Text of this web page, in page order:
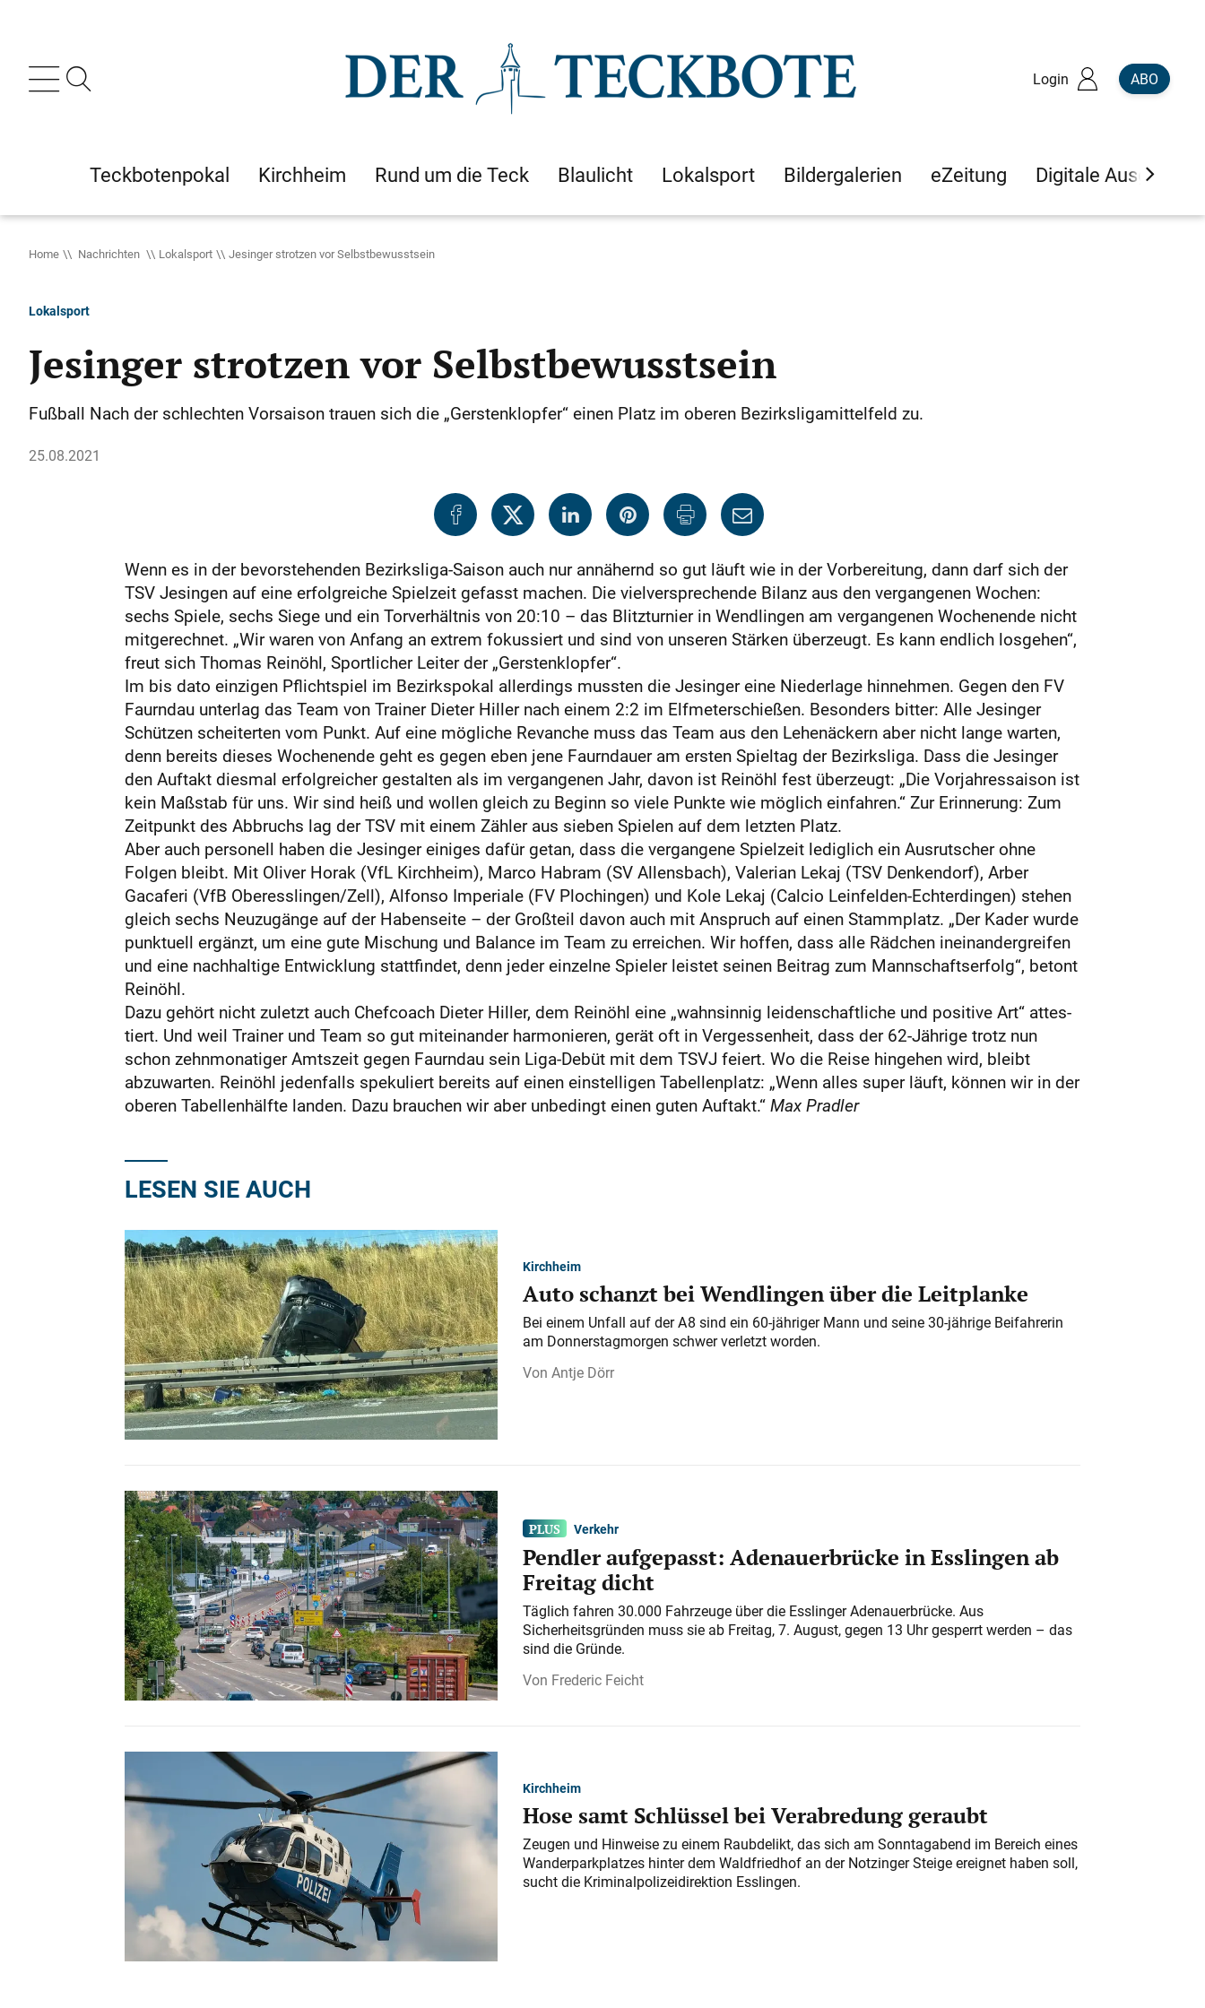
Login ABO
Teckbotenpokal Kirchheim Rund um die Teck Blaulicht Lokalsport Bildergalerien eZeitung Digitale Ausgaben
Home Nachrichten Lokalsport Jesinger strotzen vor Selbstbewusstsein
Lokalsport
Jesinger strotzen vor Selbstbewusstsein
Fußball Nach der schlechten Vorsaison ­trauen sich die „Gersten­klopfer“ einen Platz im oberen Bezirksligamittelfeld zu.
25.08.2021
Wenn es in der bevorstehenden Bezirksliga-Saison auch nur annähernd so gut läuft wie in der Vorbereitung, dann darf sich der
TSV Jesingen auf eine erfolgreiche Spielzeit gefasst machen. Die vielversprechende Bilanz aus den vergangenen Wochen:
sechs Spiele, sechs Siege und ein Torverhältnis von 20:10 – das Blitzturnier in Wendlingen am vergangenen Wochenende nicht
mitgerechnet. „Wir waren von Anfang an extrem fokussiert und sind von unseren Stärken überzeugt. Es kann endlich losgehen“,
freut sich Thomas Reinöhl, Sportlicher Leiter der „Gerstenklopfer“.
Im bis dato einzigen Pflichtspiel im Bezirkspokal allerdings mussten die Jesinger eine Niederlage hinnehmen. Gegen den FV
Faurndau unterlag das Team von Trainer Dieter Hiller nach einem 2:2 im Elfmeterschießen. Besonders bitter: Alle Jesinger
Schützen scheiterten vom Punkt. Auf eine mögliche Revanche muss das Team aus den Lehenäckern aber nicht lange warten,
denn bereits dieses Wochenende geht es gegen eben jene Faurndauer am ersten Spieltag der Bezirksliga. Dass die Jesinger
den Auftakt diesmal erfolgreicher gestalten als im vergangenen Jahr, davon ist Reinöhl fest überzeugt: „Die Vorjahressaison ist
kein Maßstab für uns. Wir sind heiß und wollen gleich zu Beginn so viele Punkte wie möglich einfahren.“ Zur Erinnerung: Zum
Zeitpunkt des Abbruchs lag der TSV mit einem Zähler aus sieben Spielen auf dem letzten Platz.
Aber auch personell haben die Jesinger einiges dafür getan, dass die vergangene Spielzeit lediglich ein Ausrutscher ohne
Folgen bleibt. Mit Oliver Horak (VfL Kirchheim), Marco Habram (SV Allensbach), Valerian Lekaj (TSV Denkendorf), Arber
Gacaferi (VfB Oberesslingen/Zell), Alfonso Imperiale (FV Plochingen) und Kole Lekaj (Calcio Leinfelden-Echterdingen) stehen
gleich sechs Neuzugänge auf der Habenseite – der Großteil davon auch mit Anspruch auf einen Stammplatz. „Der Kader wurde
punktuell ergänzt, um eine gute Mischung und Balance im Team zu erreichen. Wir hoffen, dass alle Rädchen ineinandergreifen
und eine nachhaltige Entwicklung stattfindet, denn jeder einzelne Spieler leistet seinen Beitrag zum Mannschaftserfolg“, betont
Reinöhl.
Dazu gehört nicht zuletzt auch Chefcoach Dieter Hiller, dem Reinöhl eine „wahnsinnig leidenschaftliche und positive Art“ attes-
tiert. Und weil Trainer und Team so gut miteinander harmonieren, gerät oft in Vergessenheit, dass der 62-Jährige trotz nun
schon zehnmonatiger Amtszeit gegen Faurndau sein Liga-Debüt mit dem TSVJ feiert. Wo die Reise hingehen wird, bleibt
abzuwarten. Reinöhl jedenfalls spekuliert bereits auf einen einstelligen Tabellenplatz: „Wenn alles super läuft, können wir in der
oberen Tabellenhälfte landen. Dazu brauchen wir aber unbedingt einen guten Auftakt.“Max Pradler
LESEN SIE AUCH
Kirchheim
Auto schanzt bei Wendlingen über die Leitplanke
Bei einem Unfall auf der A 8 sind ein 60-jähriger Mann und seine 30-jährige Beifahrerin
am Donnerstagmorgen schwer verletzt worden.
Antje Dörr
Verkehr
Pendler aufgepasst: Adenauerbrücke in Esslingen ab
Freitag dicht
Täglich fahren 30.000 Fahrzeuge über die Esslinger Adenauerbrücke. Aus
Sicherheitsgründen muss sie ab Freitag, 7. August, gegen 13 Uhr gesperrt werden – das
sind die Gründe.
Frederic Feicht
Kirchheim
Hose samt Schlüssel bei Verabredung geraubt
Zeugen und Hinweise zu einem Raubdelikt, das sich am Sonntagabend im Bereich eines
Wanderparkplatzes hinter dem Waldfriedhof an der Notzinger Steige ereignet haben soll,
sucht die Kriminalpolizeidirektion Esslingen.